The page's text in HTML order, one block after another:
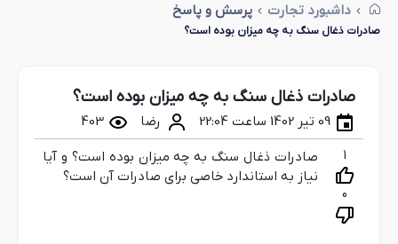
داشبورد تجارت پرسش و پاسخ
صادرات ذغال سنگ به چه میزان بوده است؟
صادرات ذغال سنگ به چه میزان بوده است؟
09 تیر 1402 ساعت 22:04 رضا 403
1
0
صادرات ذغال سنگ به چه میزان بوده است؟ و آیا
نیاز به استاندارد خاصی برای صادرات آن است؟